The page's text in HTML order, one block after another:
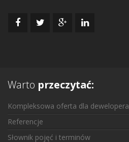
Warto przeczytać:
Kompleksowa oferta dla dewelopera
Referencje
Słownik pojęć i terminów